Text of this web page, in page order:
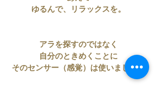
ゆるんで、リラックスを。
アラを探すのではなく
自分のときめくことに
そのセンサー（感覚）は使いましょ。